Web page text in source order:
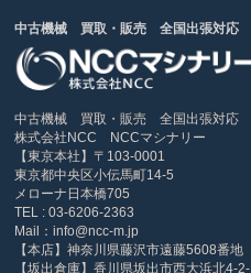
中古機械 買取・販売 全国出張対応
中古機械 買取・販売 全国出張対応
株式会社NCC NCCマシナリー
【東京本社】〒103-0001
東京都中央区小伝馬町14-5
メローナ日本橋705
TEL : 03-6206-2363
Mail：info@ncc-m.jp
【本店】神奈川県藤沢市遠藤5608番地
【坂出倉庫】香川県坂出市西大浜北4-2-